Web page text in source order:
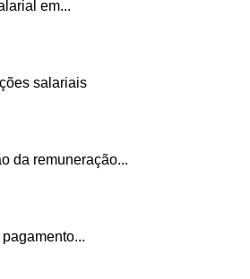
em...
salariais
da remuneração...